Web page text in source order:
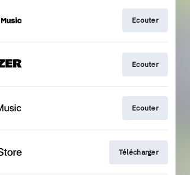
Ecouter
Ecouter
Ecouter
Télécharger